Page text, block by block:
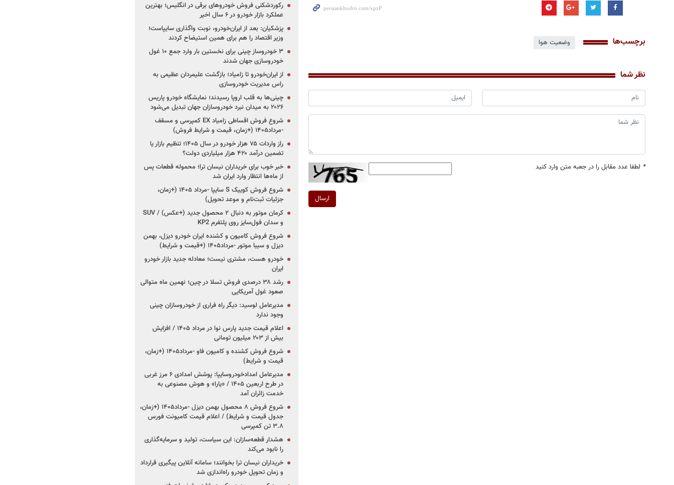
برچسب‌ها وضعیت هوا
نظر شما
* لطفا عدد مقابل را در جعبه متن وارد کنید
ارسال
رکوردشکنی فروش خودروهای برقی در انگلیس؛ بهترین
عملکرد بازار خودرو در ۶ سال اخیر
پزشکیان: بعد از ایران‌خودرو، نوبت واگذاری سایپاست؛
وزیر اقتصاد را هم برای همین استیضاح کردند
۳ خودروساز چینی برای نخستین بار وارد جمع ۱۰ غول
خودروسازی جهان شدند
از ایران‌خودرو تا زامیاد؛ بازگشت علیمردان عظیمی به
راس مدیریت خودروسازی
چینی‌ها به قلب اروپا رسیدند؛ نمایشگاه خودرو پاریس
۲۰۲۶ به میدان نبرد خودروسازان جهان تبدیل می‌شود
شروع فروش اقساطی زامیاد EX کمپرسی و مسقف
-مرداد۱۴۰۵ (+زمان، قیمت و شرایط فروش)
راز واردات ۷۵ هزار خودرو در سال ۱۴۰۵؛ تنظیم بازار یا
تضمین درآمد ۴۲۰ هزار میلیاردی دولت؟
خبر خوب برای خریداران نیسان ترا؛ محموله قطعات پس
از ماه‌ها انتظار وارد ایران شد
شروع فروش کوییک S سایپا -مرداد ۱۴۰۵ (+زمان،
جزئیات ثبت‌نام و موعد تحویل)
کرمان موتور به دنبال ۲ محصول جدید (+عکس) / SUV
و سدان فول‌سایز روی پلتفرم KP2
شروع فروش کامیون و کشنده ایران خودرو دیزل، بهمن
دیزل و سیبا موتور -مرداد۱۴۰۵ (+قیمت و شرایط)
خودرو هست، مشتری نیست؛ معادله جدید بازار خودرو
ایران
رشد ۳۸ درصدی فروش تسلا در چین؛ نهمین ماه متوالی
صعود غول آمریکایی
مدیرعامل لوسید: دیگر راه فراری از خودروسازان چینی
وجود ندارد
اعلام قیمت جدید پارس نوا در مرداد ۱۴۰۵ / افزایش
بیش از ۲۰۳ میلیون تومانی
شروع فروش کشنده و کامیون فاو -مرداد۱۴۰۵ (+زمان،
قیمت و شرایط)
مدیرعامل امدادخودروسایپا: پوشش امدادی ۶ مرز غربی
در طرح اربعین ۱۴۰۵ / «یارا» و هوش مصنوعی به
خدمت زائران آمد
شروع فروش ۸ محصول بهمن دیزل -مرداد۱۴۰۵ (+زمان،
جدول قیمت و شرایط) / اعلام قیمت کامیونت فورس
۳.۸ تن کمپرسی
هشدار قطعه‌سازان: این سیاست، تولید و سرمایه‌گذاری
را نابود می‌کند
خریداران نیسان ترا بخوانند؛ سامانه آنلاین پیگیری قرارداد
و زمان تحویل خودرو راه‌اندازی شد